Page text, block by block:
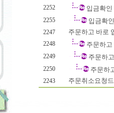
2252 입금확
2255 입금확
2247 주문하고 바로
2248 주문하
2249 주문하
2250 주문하
2243 주문취소요청